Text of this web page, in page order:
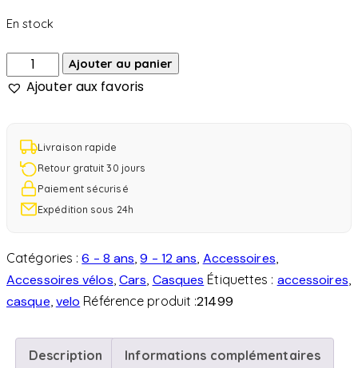
En stock
Ajouter au panier
Ajouter aux favoris
Livraison rapide
Retour gratuit 30 jours
Paiement sécurisé
Expédition sous 24h
Catégories :6 - 8 ans,9 - 12 ans, Accessoires,
Accessoires vélos, Cars, Casques Étiquettes : accessoires,
casque, velo Référence produit :21499
Description Informations complémentaires